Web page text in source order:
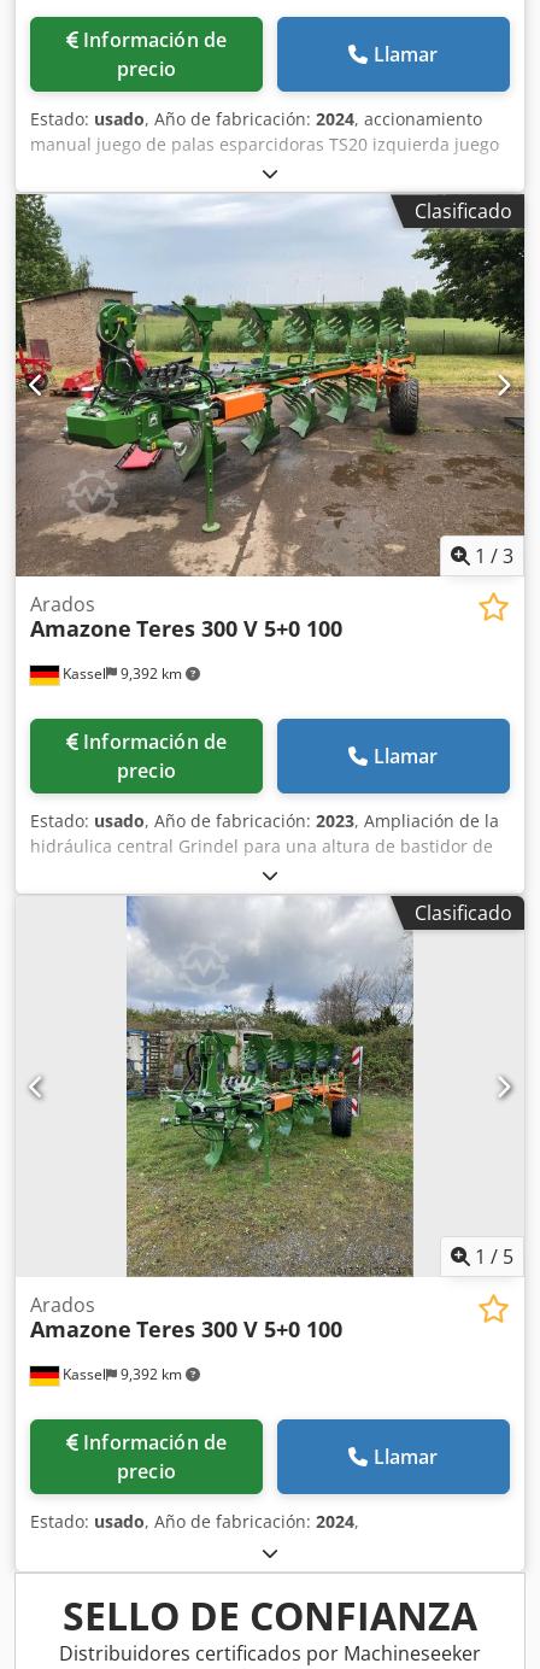
Información de
precio
Llamar
Estado: usado, Año de fabricación: 2024, accionamiento
manual juego de palas esparcidoras TS20 izquierda juego
de palas esparcidoras TS20 / derecha accionamiento
hidráulico izquierdo con AutoTS y FlowControl ProfiSPro
accionamiento hidráulico derecho con AutoTS y
FlowControl ProfiSPro disco principal izquierdo con AutoTS
/ disco principal derecho Chsdpetrdzwofx Ag Aea
Clasificado
1 /3
Kassel 9,392 km
Arados
Amazone Teres 300 V 5+0 100
Información de
precio
Llamar
Estado: usado, Año de fabricación: 2023, Ampliación de la
hidráulica central Grindel para una altura de bastidor de
80, 1 cuerpo de arado STW / 35, 1 par de rejas de 430, 1
par de puntas de reja HD, 1 par de chapas insertables
para STW / 35, 1 par de soportes para disco cuchilla para
disco cuchilla Variopf D 500 dentado y / con suspensión, 1
Csdpjr Ucigefx Ag Aoha
Clasificado
1 / 5
Kassel 9,392 km
Arados
Amazone Teres 300 V 5+0 100
Información de
precio
Llamar
Estado: usado, Año de fabricación: 2024,
SELLO DE CONFIANZA
Distribuidores certificados por Machineseeker